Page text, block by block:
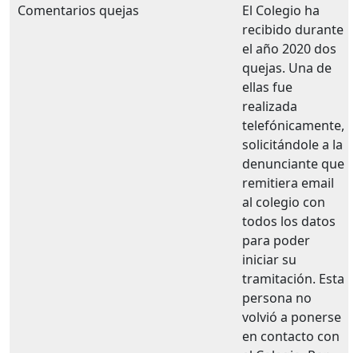
Comentarios quejas
El Colegio ha
recibido durante
el año 2020 dos
quejas. Una de
ellas fue
realizada
telefónicamente,
solicitándole a la
denunciante que
remitiera email
al colegio con
todos los datos
para poder
iniciar su
tramitación. Esta
persona no
volvió a ponerse
en contacto con